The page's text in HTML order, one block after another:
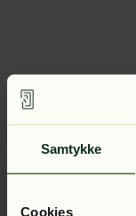
Samtykke
Cookies